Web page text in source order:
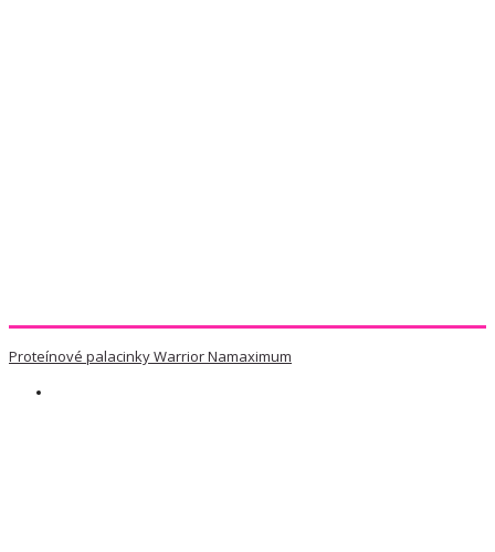
Proteínové palacinky Warrior Namaximum